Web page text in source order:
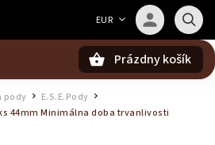
EUR
Prázdny košík
pody E.S.E.Pody
44mm Minimálna doba trvanlivosti